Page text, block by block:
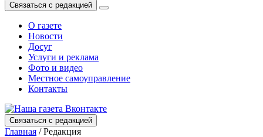
Связаться с редакцией
О газете
Новости
Досуг
Услуги и реклама
Фото и видео
Местное самоуправление
Контакты
Связаться с редакцией
Главная / Редакция